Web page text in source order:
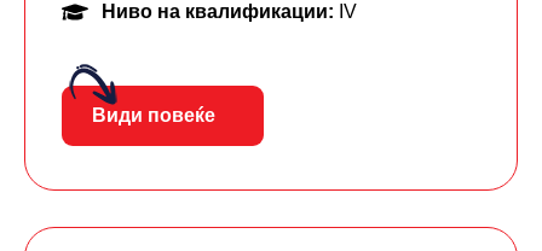
Ниво на квалификации: IV
Види повеќе